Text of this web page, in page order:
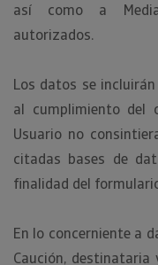
así como a
autorizados.
Los datos se
al cumplimiento del
Usuario no
citadas bases de
finalidad del
En lo concerniente a
Caución, destinataria